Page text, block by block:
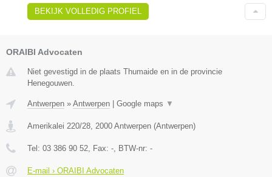
BEKIJK VOLLEDIG PROFIEL
ORAIBI Advocaten
Niet gevestigd in de plaats Thumaide en in de provincie
Henegouwen.
Antwerpen » Antwerpen | Google maps ▼
Amerikalei 220/28 2000 Antwerpen (Antwerpen)
Tel: 03 386 90 52 , Fax: - , BTW-nr: -
E-mail › ORAIBI Advocaten